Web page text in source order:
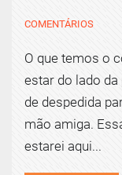
COMENTÁRIOS
O que temos o
estar do lado
de despedida
mão amiga.
estarei aqui...